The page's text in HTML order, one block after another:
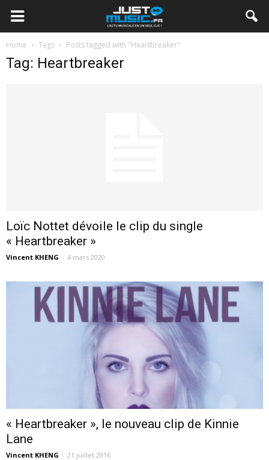
Home Tags Posts tagged with "Heartbreaker"
Tag: Heartbreaker
Loïc Nottet dévoile le clip du single
« Heartbreaker »
Vincent KHENG - 4 mars 2020
« Heartbreaker », le nouveau clip de Kinnie
Lane
Vincent KHENG - 21 juillet 2016